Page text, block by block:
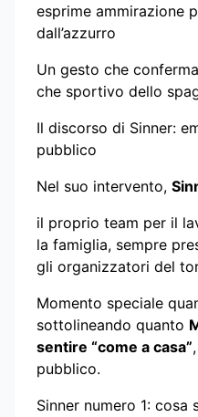
esprime ammirazione
dall’azzurro
Un gesto che
che sportivo dello
Il discorso di Sinner:
pubblico
Nel suo intervento,
il proprio team per il
la famiglia, sempre
gli organizzatori del
Momento speciale
sottolineando quanto
sentire “come a casa”
pubblico.
Sinner numero 1: cosa